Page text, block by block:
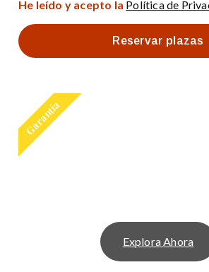
He leído y acepto la Política de
Reservar plazas
Explora Ahora
Garantía